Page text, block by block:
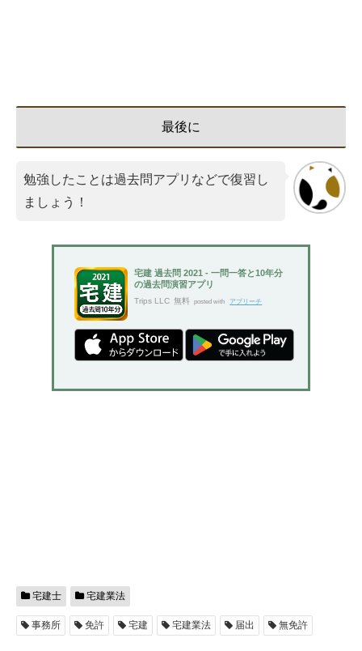
最後に
勉強したことは過去問アプリなどで復習し
ましょう！
宅建 過去問 2021 - 一問一答と10年分
の過去問演習アプリ
Trips LLC 無料 posted with アプリーチ
宅建士 宅建業法
事務所 免許 宅建 宅建業法 届出 無免許